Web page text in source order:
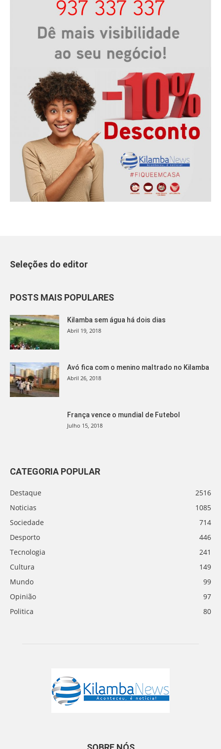
Seleções do editor
POSTS MAIS POPULARES
Kilamba sem água há dois dias
Abril 19, 2018
Avó fica com o menino maltrado no Kilamba
Abril 26, 2018
França vence o mundial de Futebol
Julho 15, 2018
CATEGORIA POPULAR
Destaque
2516
Noticias
1085
Sociedade
714
Desporto
446
Tecnologia
241
Cultura
149
Mundo
99
Opinião
97
Politica
80